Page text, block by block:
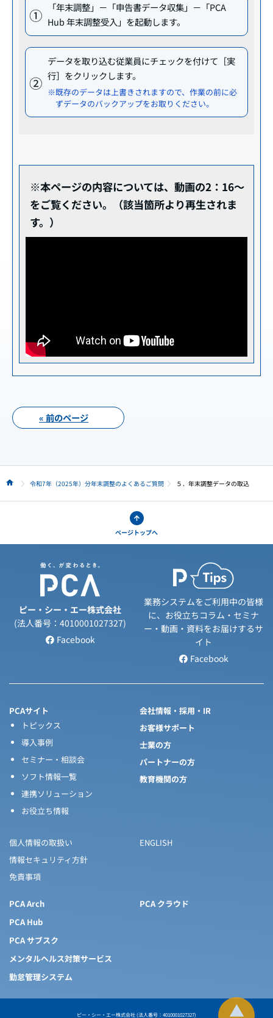
「年末調整」－「申告書データ収集」－「PCA
Hub 年末調整受入」を起動します。
データを取り込む従業員にチェックを付けて［実
行］をクリックします。
※既存のデータは上書きされますので、作業の前に必
ずデータのバックアップをお取りください。
※本ページの内容については、動画の2：16～
をご覧ください。（該当箇所より再生されま
す。）
« 前のページ
HOME令和7年（2025年）分年末調整のよくあるご質問 ５．年末調整データの取込
ページトップへ
ピー・シー・エー株式会社
(法人番号：4010001027327)
Facebook
業務システムをご利用中の皆様
に、お役立ちコラム・セミナ
ー・動画・資料をお届けするサ
イト
Facebook
PCAサイト
トピックス
導入事例
セミナー・相談会
ソフト情報一覧
連携ソリューション
お役立ち情報
会社情報・採用・IR
お客様サポート
士業の方
パートナーの方
教育機関の方
個人情報の取扱い
情報セキュリティ方針
免責事項
ENGLISH
PCA Arch
PCA Hub
PCA サブスク
メンタルヘルス対策サービス
勤怠管理システム
PCA クラウド
ピー・シー・エー株式会社 (法人番号：4010001027327)